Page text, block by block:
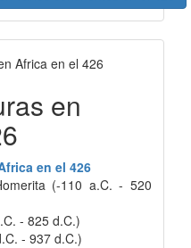
en
en el 426
(-110 a.C. - 520
- 825 d.C.)
- 937 d.C.)